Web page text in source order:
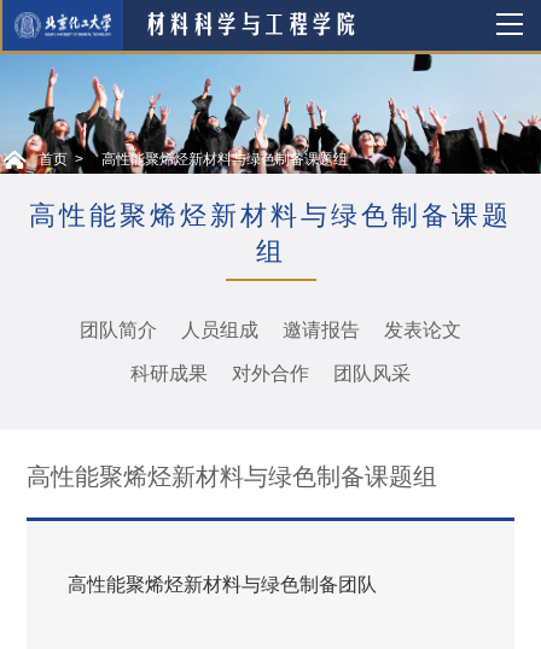
首页 高性能聚烯烃新材料与绿色制备课题组
高性能聚烯烃新材料与绿色制备课题
组
团队简介 人员组成 邀请报告 发表论文
科研成果 对外合作 团队风采
高性能聚烯烃新材料与绿色制备课题组
高性能聚烯烃新材料与绿色制备团队